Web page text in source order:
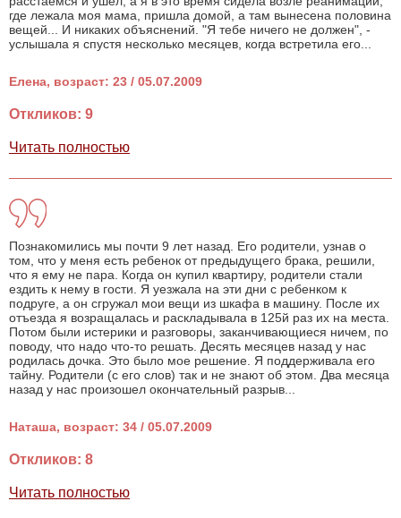
где лежала моя мама, пришла домой, а там вынесена половина
вещей... И никаких объяснений. "Я тебе ничего не должен", -
услышала я спустя несколько месяцев, когда встретила его...
Елена, возраст: 23 / 05.07.2009
Откликов: 9
Читать полностью
Познакомились мы почти 9 лет назад. Его родители, узнав о
том, что у меня есть ребенок от предыдущего брака, решили,
что я ему не пара. Когда он купил квартиру, родители стали
ездить к нему в гости. Я уезжала на эти дни с ребенком к
подруге, а он сгружал мои вещи из шкафа в машину. После их
отъезда я возращалась и раскладывала в 125й раз их на места.
Потом были истерики и разговоры, заканчивающиеся ничем, по
поводу, что надо что-то решать. Десять месяцев назад у нас
родилась дочка. Это было мое решение. Я поддерживала его
тайну. Родители (с его слов) так и не знают об этом. Два месяца
назад у нас произошел окончательный разрыв...
Наташа, возраст: 34 / 05.07.2009
Откликов: 8
Читать полностью